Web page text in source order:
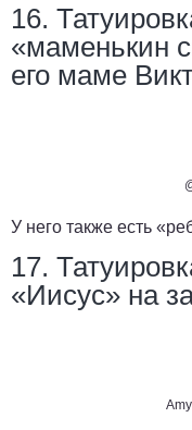
16.
«маменькин
его маме
У него также есть
17.
«Иисус» на